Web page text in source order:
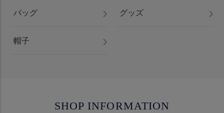
バッグ グッズ
帽子
SHOP INFORMATION